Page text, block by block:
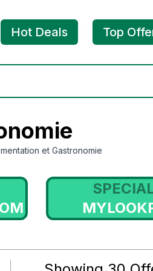
Hot Deals Top
et Gastronomie